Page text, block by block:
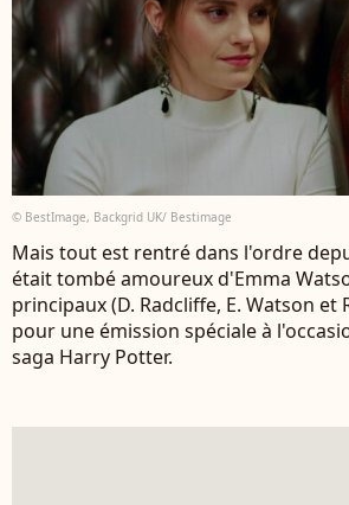
© BestImage, Backgrid UK/ Bestimage
Mais tout est rentré dans l'ordre
était tombé amoureux d'Emma
principaux (D. Radcliffe, E. Watson et
pour une émission spéciale à
saga Harry Potter.